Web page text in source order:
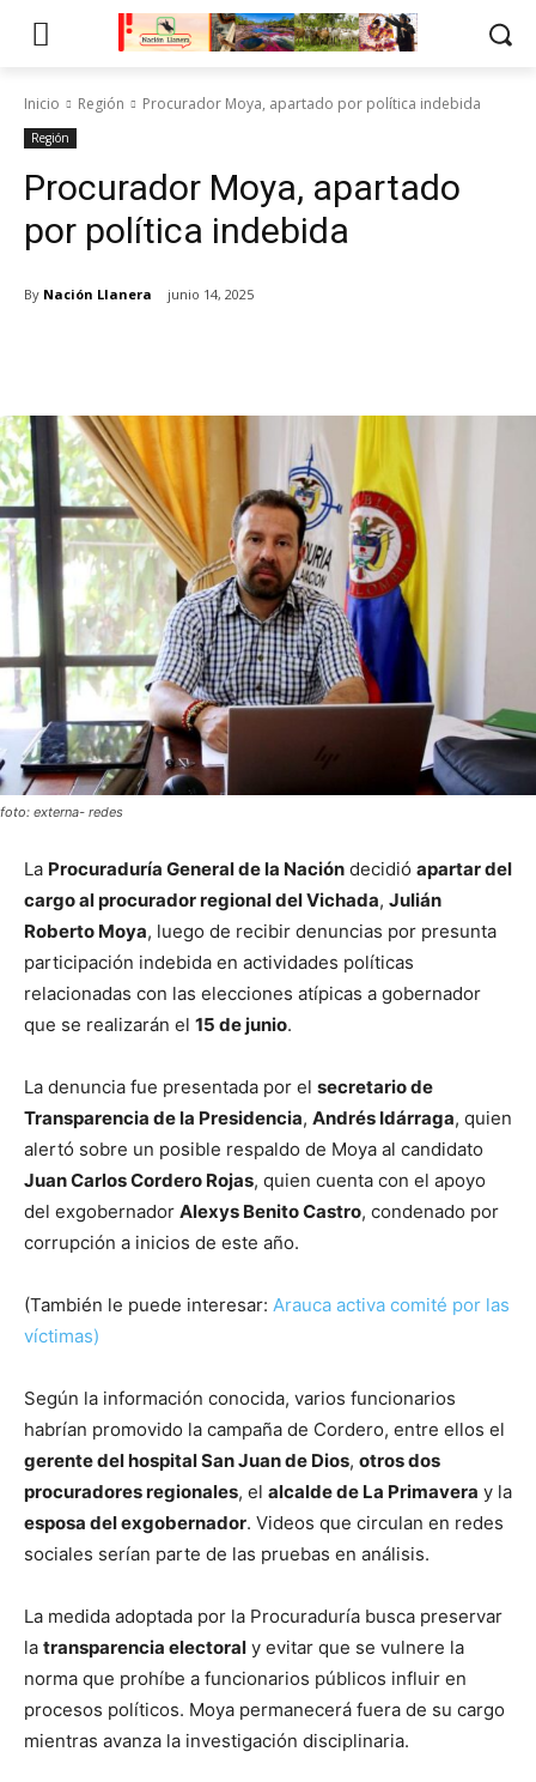
Inicio Región Procurador Moya, apartado por política indebida
Región
Procurador Moya, apartado
por política indebida
By Nación Llanera junio 14, 2025
foto: externa- redes
La Procuraduría General de la Nación decidió apartar del
cargo al procurador regional del Vichada, Julián
Roberto Moya, luego de recibir denuncias por presunta
participación indebida en actividades políticas
relacionadas con las elecciones atípicas a gobernador
que se realizarán el 15 de junio.
La denuncia fue presentada por el secretario de
Transparencia de la Presidencia, Andrés Idárraga, quien
alertó sobre un posible respaldo de Moya al candidato
Juan Carlos Cordero Rojas, quien cuenta con el apoyo
del exgobernador Alexys Benito Castro, condenado por
corrupción a inicios de este año.
(También le puede interesar: Arauca activa comité por las
víctimas)
Según la información conocida, varios funcionarios
habrían promovido la campaña de Cordero, entre ellos el
gerente del hospital San Juan de Dios, otros dos
procuradores regionales, el alcalde de La Primavera y la
esposa del exgobernador. Videos que circulan en redes
sociales serían parte de las pruebas en análisis.
La medida adoptada por la Procuraduría busca preservar
la transparencia electoral y evitar que se vulnere la
norma que prohíbe a funcionarios públicos influir en
procesos políticos. Moya permanecerá fuera de su cargo
mientras avanza la investigación disciplinaria.